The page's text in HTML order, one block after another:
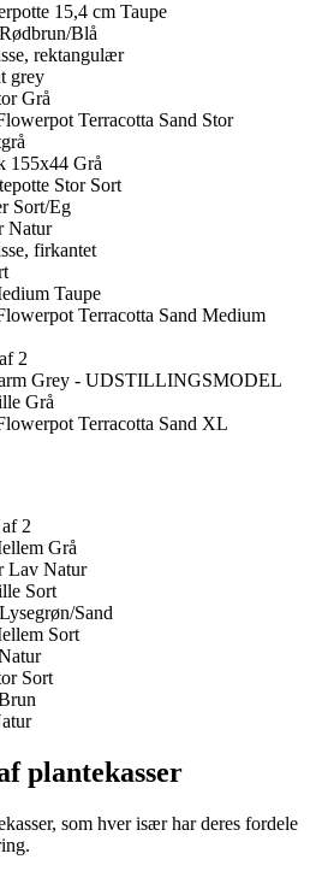
15,4 cm Taupe
Blå
rektangulær
grey
Grå
Terracotta Sand Stor
155x44 Grå
Stor Sort
Sort/Eg
Natur
firkantet
Taupe
Terracotta Sand Medium
2
Grey - UDSTILLINGSMODEL
Grå
Terracotta Sand XL
2
Grå
Lav Natur
Sort
Sand
Sort
Sort
plantekasser
som hver især har deres fordele